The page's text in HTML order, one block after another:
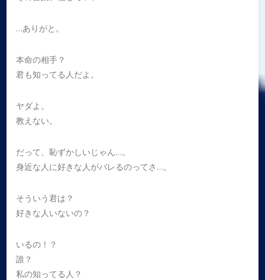
…ありがと。
本命の相手？
君も知ってる人だよ。
ヤダよ。
教えない。
だって、恥ずかしいじゃん…。
身近な人に好きな人がバレるのってさ…。
そういう君は？
好きな人いないの？
いるの！？
誰？
私の知ってる人？